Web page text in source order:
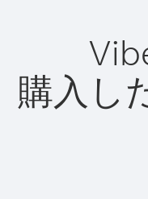
購入し